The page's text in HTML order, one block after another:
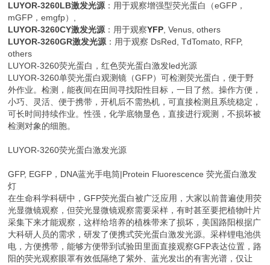
LUYOR-3260LB激发光源 ：用于观察增强型荧光蛋白（eGFP，
mGFP，emgfp）,
LUYOR-3260CY激发光源 ：用于观察YFP , Venus, others
LUYOR-3260GR激发光源 ：用于观察 DsRed, TdTomato, RFP,
others
LUYOR-3260荧光蛋白，红色荧光蛋白激发led光源
LUYOR-3260单荧光蛋白观测镜（GFP）可检测荧光蛋白，便于野
外作业。检测，能夜间在田间寻找阳性目标，一目了然。操作方便，
小巧、灵活、便于携带，开机后不需热机，可直接检测且系统稳定，
可长时间持续作业。性强，化学底物显色，直接进行观测，不损坏被
检测对象的细胞。
LUYOR-3260荧光蛋白激发光源
GFP, EGFP，DNA蓝光手电筒|Protein Fluorescence 荧光蛋白激发
灯
在生命科学科研中，GFP荧光蛋白被广泛应用，大家以前普遍使用荧
光显微镜观察，但荧光显微镜观察需要采样，有时甚至要把植物叶片
采集下来才能观察，这样给培养的植株带来了损坏，美国路阳根据广
大科研人员的需求，研发了便携式荧光蛋白激发光源。采样锂电池供
电，方便携带，能够方便带到试验田里面直接观察GFP表达位置，路
阳的荧光观察眼罩有效低隔绝了紫外、蓝光发出的有害光谱，仅让